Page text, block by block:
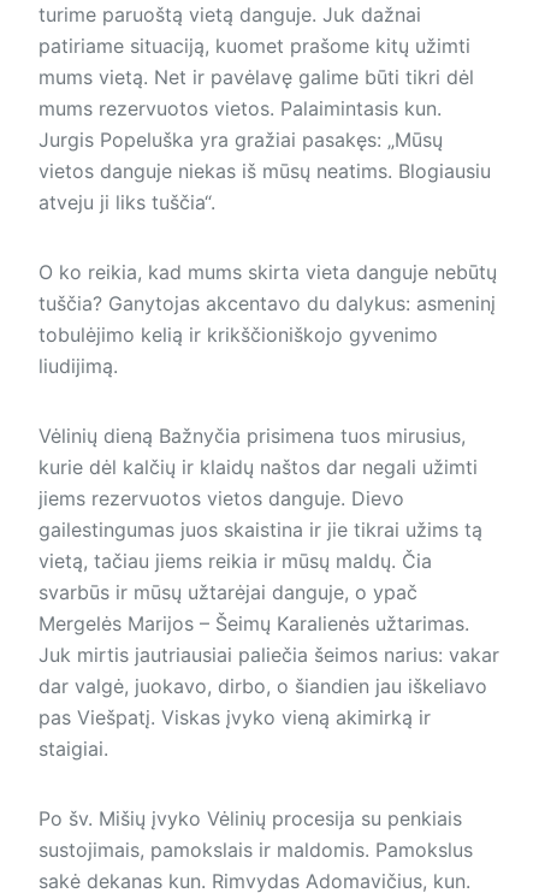
turime paruoštą vietą danguje. Juk dažnai
patiriame situaciją, kuomet prašome kitų užimti
mums vietą. Net ir pavėlavę galime būti tikri dėl
mums rezervuotos vietos. Palaimintasis kun.
Jurgis Popeluška yra gražiai pasakęs: „Mūsų
vietos danguje niekas iš mūsų neatims. Blo­giausiu
atveju ji liks tuščia“.
O ko reikia, kad mums skirta vieta danguje nebūtų
tuščia? Ganytojas akcentavo du dalykus: asmeninį
tobulėjimo kelią ir krikščioniškojo gyvenimo
liudijimą.
Vėlinių dieną Bažnyčia prisimena tuos mirusius,
kurie dėl kalčių ir klaidų naštos dar negali užimti
jiems rezervuotos vietos danguje. Dievo
gailestingumas juos skaistina ir jie tikrai užims tą
vietą, tačiau jiems reikia ir mūsų maldų. Čia
svarbūs ir mūsų užtarėjai danguje, o ypač
Mergelės Marijos – Šeimų Karalienės užtarimas.
Juk mirtis jautriausiai paliečia šeimos narius: vakar
dar valgė, juokavo, dirbo, o šiandien jau iškeliavo
pas Viešpatį. Viskas įvyko vieną akimirką ir
staigiai.
Po šv. Mišių įvyko Vėlinių procesija su penkiais
sustojimais, pamokslais ir maldomis. Pamokslus
sakė dekanas kun. Rimvydas Adomavičius, kun.